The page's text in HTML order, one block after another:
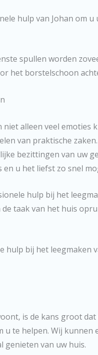
hulp van Johan om
spullen worden
het borstelschoon
alleen veel
van praktische
bezittingen van uw
u het liefst zo snel
hulp bij het
taak van het huis
bij het leegmaken
is de kans groot
u te helpen. Wij
van uw huis.